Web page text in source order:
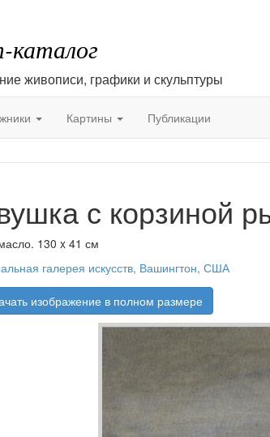
живописи, графики и скульптуры
Картины Публикации
с корзиной
130 x 41 см
галерея искусств, Вашингтон, США
изображение в полном размере